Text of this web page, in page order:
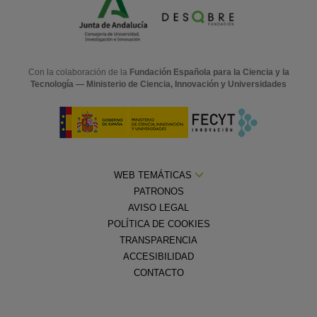
Con la colaboración de la Fundación Española para la Ciencia y la
Tecnología — Ministerio de Ciencia, Innovación y Universidades
WEB TEMÁTICAS
PATRONOS
AVISO LEGAL
POLÍTICA DE COOKIES
TRANSPARENCIA
ACCESIBILIDAD
CONTACTO